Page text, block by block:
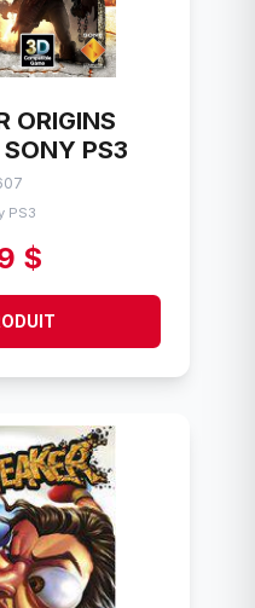
ORIGINS
PS3
PS3
$